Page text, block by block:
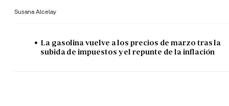
Susana Alcelay
La gasolina vuelve a los precios de marzo tras la
subida de impuestos y el repunte de la inflación